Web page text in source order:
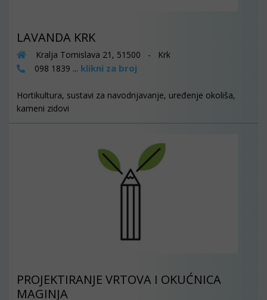
LAVANDA KRK
Kralja Tomislava 21, 51500 - Krk
098 1839 ... klikni za broj
Hortikultura, sustavi za navodnjavanje, uređenje okoliša,
kameni zidovi
PROJEKTIRANJE VRTOVA I OKUĆNICA
MAGINJA